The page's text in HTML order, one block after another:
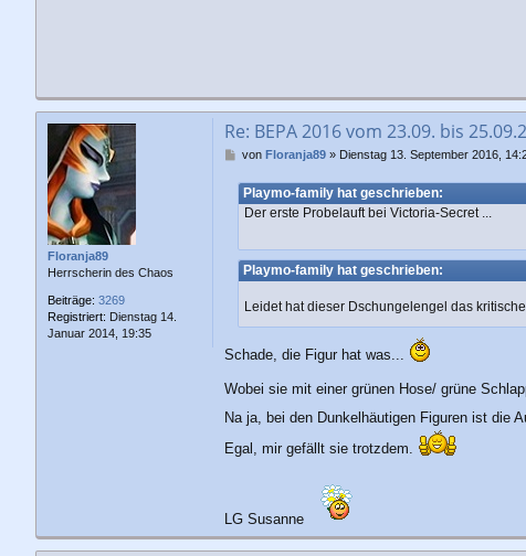
Floranja89
Herrscherin des Chaos
Beiträge: 3269
Registriert: Dienstag 14.
Januar 2014, 19:35
Re: BEPA 2016 vom 23.09. bis
B
i
t
g
von Floranja89» Dienstag 13. September 2016,
Playmo-family hat geschrieben:
Der erste Probelauft bei Victoria-Secret ...
Playmo-family hat geschrieben:
Leidet hat dieser Dschungelengel das
Schade, die Figur hat was...
Wobei sie mit einer grünen Hose/ grüne
Na ja, bei den Dunkelhäutigen Figuren ist die
Egal, mir gefällt sie trotzdem.
LG Susanne